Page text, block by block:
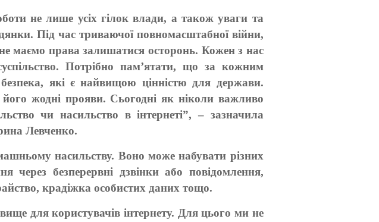
не лише усіх гілок влади, а також уваги та
Під час триваючої повномасштабної війни,
маємо права залишатися осторонь. Кожен з нас
Потрібно пам’ятати, що за кожним
які є найвищою цінністю для держави.
жодні прояви. Сьогодні як ніколи важливо
чи насильство в інтернеті”, – зазначила
Левченко.
насильству. Воно може набувати різних
через безперервні дзвінки або повідомлення,
крадіжка особистих даних тощо.
для користувачів інтернету. Для цього ми не